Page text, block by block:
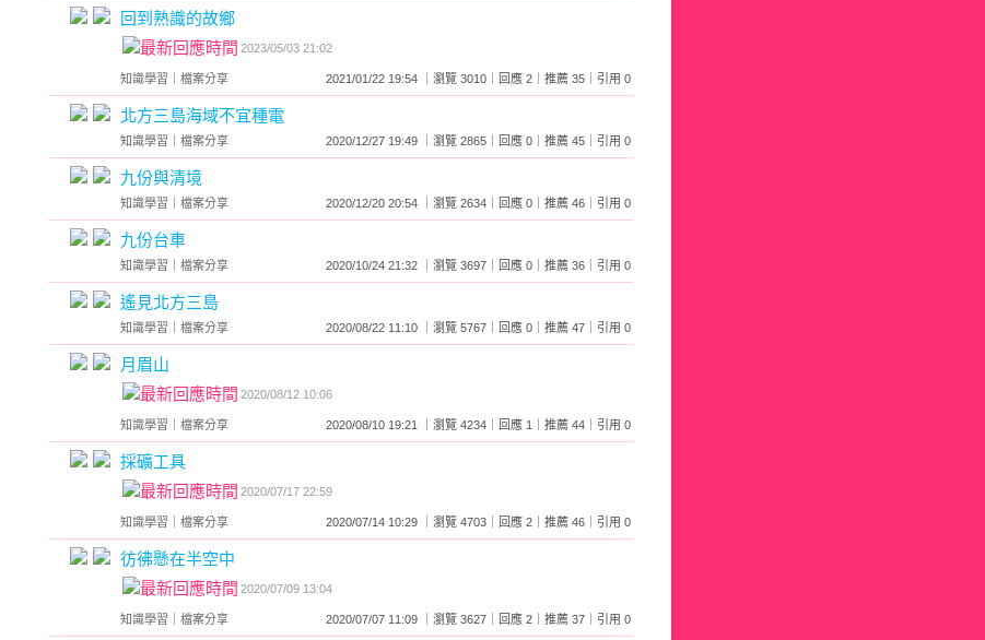
回到熟識的故鄉
2023/05/03 21:02
知識學習 檔案分享 2021/01/22 19:54 ｜瀏覽 3010｜回應 2｜推薦 35｜引用 0
北方三島海域不宜種電
知識學習 檔案分享 2020/12/27 19:49 ｜瀏覽 2865｜回應 0｜推薦 45｜引用 0
九份與清境
知識學習 檔案分享 2020/12/20 20:54 ｜瀏覽 2634｜回應 0｜推薦 46｜引用 0
九份台車
知識學習 檔案分享 2020/10/24 21:32 ｜瀏覽 3697｜回應 0｜推薦 36｜引用 0
遙見北方三島
知識學習 檔案分享 2020/08/22 11:10 ｜瀏覽 5767｜回應 0｜推薦 47｜引用 0
月眉山
2020/08/12 10:06
知識學習 檔案分享 2020/08/10 19:21 ｜瀏覽 4234｜回應 1｜推薦 44｜引用 0
採礦工具
2020/07/17 22:59
知識學習 檔案分享 2020/07/14 10:29 ｜瀏覽 4703｜回應 2｜推薦 46｜引用 0
彷彿懸在半空中
2020/07/09 13:04
知識學習 檔案分享 2020/07/07 11:09 ｜瀏覽 3627｜回應 2｜推薦 37｜引用 0